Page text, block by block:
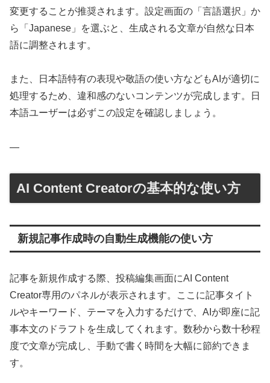
変更することが推奨されます。設定画面の「言語選択」か
ら「Japanese」を選ぶと、生成される文章が自然な日本
語に調整されます。
また、日本語特有の表現や敬語の使い方などもAIが適切に
処理するため、違和感のないコンテンツが完成します。日
本語ユーザーは必ずこの設定を確認しましょう。
—
AI Content Creatorの基本的な使い方
新規記事作成時の自動生成機能の使い方
記事を新規作成する際、投稿編集画面にAI Content
Creator専用のパネルが表示されます。ここに記事タイト
ルやキーワード、テーマを入力するだけで、AIが即座に記
事本文のドラフトを生成してくれます。数秒から数十秒程
度で文章が完成し、手動で書く時間を大幅に節約できま
す。